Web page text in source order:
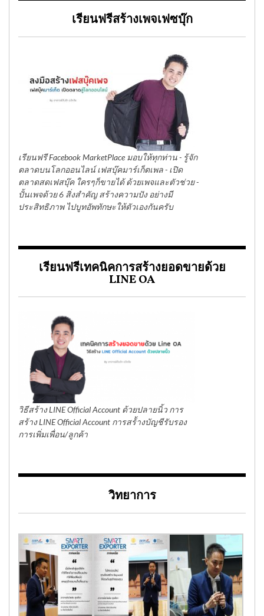
เรียนฟรีสร้างเพจเฟซบุ๊ก
เรียนฟรี Facebook MarketPlace มอบให้ทุกท่าน - รู้จัก
ตลาดบนโลกออนไลน์ เฟสบุ๊คมาร์เก็ตเพล - เปิด
ตลาดสดเฟสบุ๊ค ใครๆก็ขายได้ ด้วยเพจและตัวช่วย -
ปั้นเพจด้วย 6 สิ่งสำคัญ สร้างความปัง อย่างมี
ประสิทธิภาพ ไปบูทอัพทักษะให้ตัวเองกันครับ
เรียนฟรีเทคนิคการสร้างยอดขายด้วย
LINE OA
วิธีสร้าง LINE Official Account ด้วยปลายนิ้ว การ
สร้าง LINE Official Account การสร้้างบัญชีรับรอง
การเพิ่มเพื่อน/ลูกค้า
วิทยาการ